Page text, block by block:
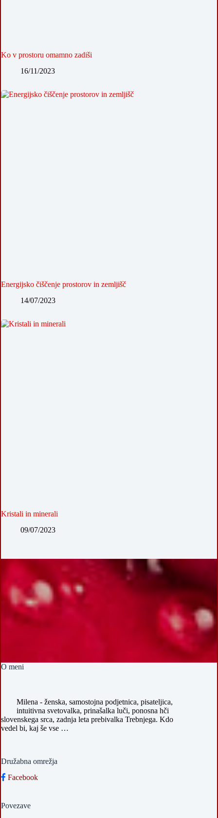
Ko v prostoru omamno zadiši
16/11/2023
Energijsko čiščenje prostorov in zemljišč
14/07/2023
Kristali in minerali
09/07/2023
O meni
Milena - ženska, samostojna podjetnica, pisateljica,
intuitivna svetovalka, prinašalka luči, ponosna hči
slovenskega srca, zadnja leta prebivalka Trebnjega. Kdo
vedel bi, kaj še vse …
Družabna omrežja
Facebook
Povezave